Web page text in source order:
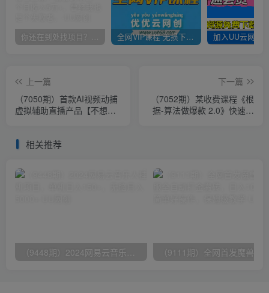
你还在到处找项目？还在当韭菜？我靠卖项目一个月收入5万+，曾经我也是个失败者。 全网VIP课程 无损下载~
上一篇
（7050期）首款AI视频动捕
虚拟辅助直播产品【不想真
下一篇
（7052期）某收费课程《根
据-算法做爆款 2.0》快速起
相关推荐